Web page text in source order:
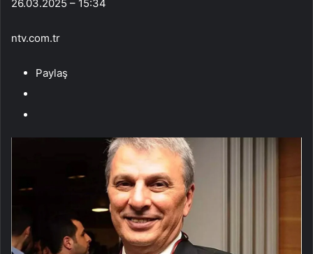
26.03.2025 – 15:34
ntv.com.tr
Paylaş